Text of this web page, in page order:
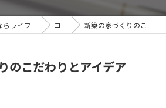
コラム 新築の家づくりのこだわりとアイデア
のこだわりとアイデア